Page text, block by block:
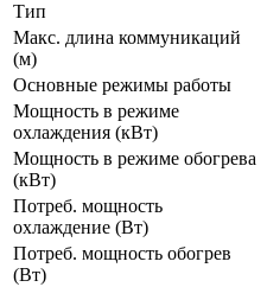
Тип
Макс. длина коммуникаций
(м)
Основные режимы работы
Мощность в режиме
охлаждения (кВт)
Мощность в режиме обогрева
(кВт)
Потреб. мощность
охлаждение (Вт)
Потреб. мощность обогрев
(Вт)